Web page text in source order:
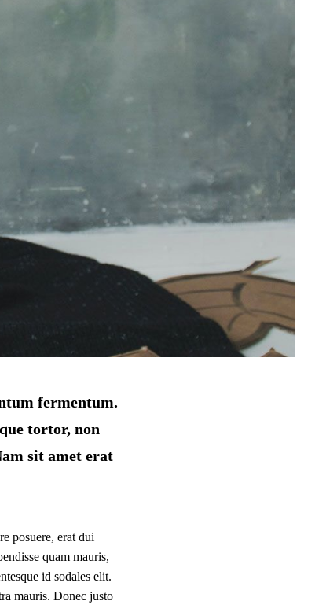
fermentum.
tortor, non
sit amet erat
posuere, erat dui
quam mauris,
id sodales elit.
mauris. Donec justo